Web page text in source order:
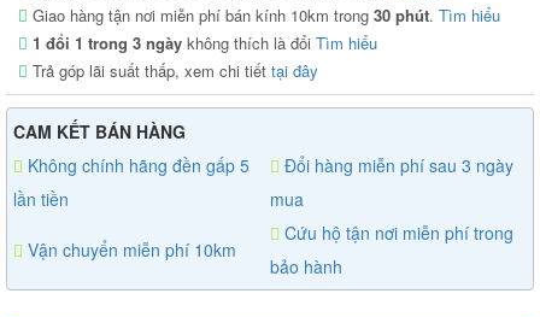
Giao hàng tận nơi miễn phí bán kính 10km trong 30 phút. Tìm hiểu
1 đổi 1 trong 3 ngày không thích là đổi Tìm hiểu
Trả góp lãi suất thấp, xem chi tiết tại đây
CAM KẾT BÁN HÀNG
Không chính hãng đền gấp 5
lần tiền
Đổi hàng miễn phí sau 3 ngày
mua
Vận chuyển miễn phí 10km
Cứu hộ tận nơi miễn phí trong
bảo hành